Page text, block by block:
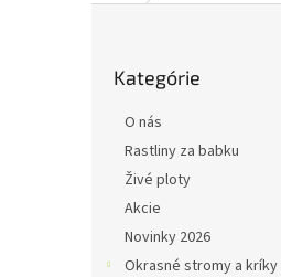
kategórie
Kategórie
O nás
Rastliny za babku
Živé ploty
Akcie
Novinky 2026
Okrasné stromy a kríky